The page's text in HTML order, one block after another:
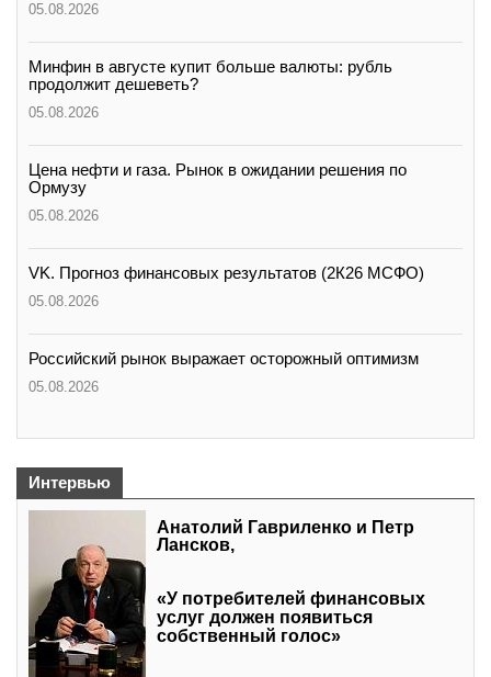
05.08.2026
Минфин в августе купит больше валюты: рубль
продолжит дешеветь?
05.08.2026
Цена нефти и газа. Рынок в ожидании решения по
Ормузу
05.08.2026
VK. Прогноз финансовых результатов (2К26 МСФО)
05.08.2026
Российский рынок выражает осторожный оптимизм
05.08.2026
Интервью
Анатолий Гавриленко и Петр
Лансков,
«У потребителей финансовых
услуг должен появиться
собственный голос»